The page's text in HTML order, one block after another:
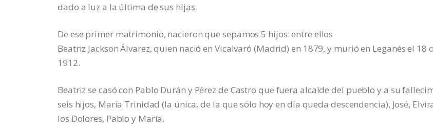
dado a luz a la última de sus hijas.
De ese primer matrimonio, nacieron que sepamos 5 hijos: entre ellos
Beatriz Jackson Álvarez, quien nació en Vicalvaró (Madrid) en 1879, y murió en Leganés el 18
1912.
Beatriz se casó con Pablo Durán y Pérez de Castro que fuera alcalde del pueblo y a su
seis hijos, María Trinidad (la única, de la que sólo hoy en día queda descendencia), José,
los Dolores, Pablo y María.